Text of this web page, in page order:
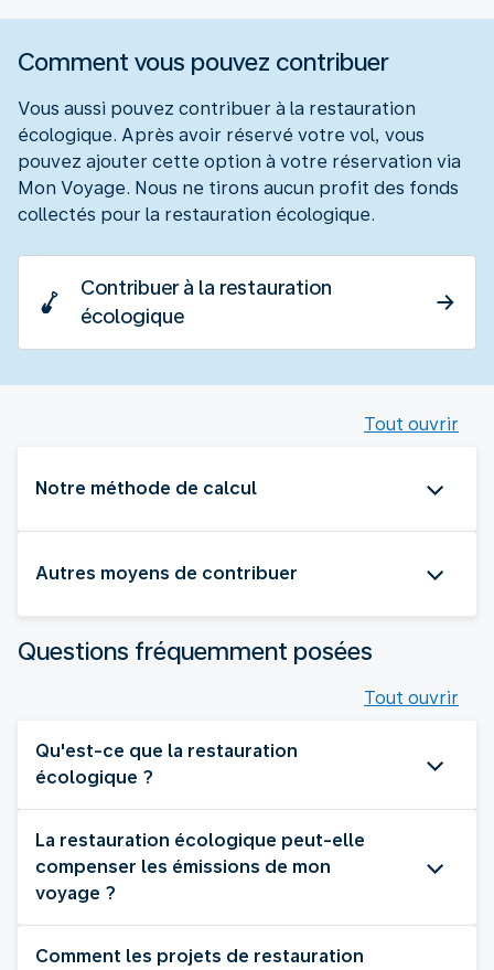
Comment vous pouvez contribuer
Vous aussi pouvez contribuer à la restauration
écologique. Après avoir réservé votre vol, vous
pouvez ajouter cette option à votre réservation via
Mon Voyage. Nous ne tirons aucun profit des fonds
collectés pour la restauration écologique.
Contribuer à la restauration
écologique
Tout ouvrir
Notre méthode de calcul
Autres moyens de contribuer
Questions fréquemment posées
Tout ouvrir
Qu'est-ce que la restauration
écologique ?
La restauration écologique peut-elle
compenser les émissions de mon
voyage ?
Comment les projets de restauration